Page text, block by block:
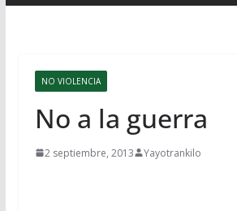
NO VIOLENCIA
No a la guerra
2 septiembre, 2013 Yayotrankilo